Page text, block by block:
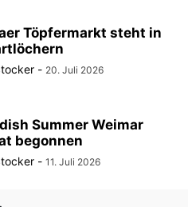
Töpfermarkt steht in
- 20. Juli 2026
Summer Weimar
begonnen
- 11. Juli 2026